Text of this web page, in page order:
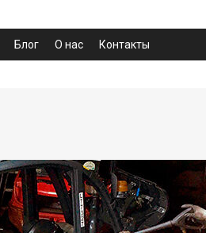
Блог О нас Контакты